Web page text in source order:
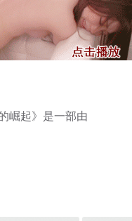
崛起》是一部由
等演
可移步至豆瓣电影、